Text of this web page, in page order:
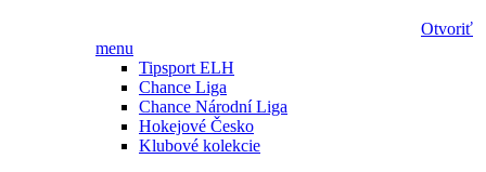
Otvoriť
menu
Tipsport ELH
Chance Liga
Chance Národní Liga
Hokejové Česko
Klubové kolekcie